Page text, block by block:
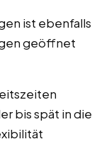
ist ebenfalls
geöffnet
bis spät in die